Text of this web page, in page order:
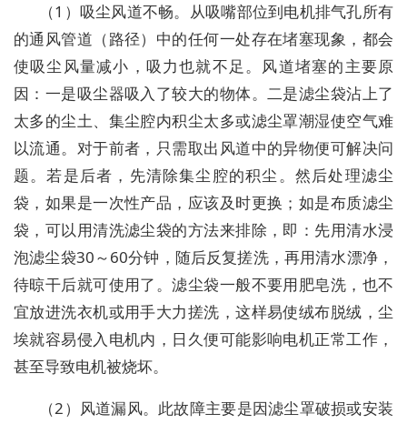
（1）吸尘风道不畅。从吸嘴部位到电机排气孔所有
的通风管道（路径）中的任何一处存在堵塞现象，都会
使吸尘风量减小，吸力也就不足。风道堵塞的主要原
因：一是吸尘器吸入了较大的物体。二是滤尘袋沾上了
太多的尘土、集尘腔内积尘太多或滤尘罩潮湿使空气难
以流通。对于前者，只需取出风道中的异物便可解决问
题。若是后者，先清除集尘腔的积尘。然后处理滤尘
袋，如果是一次性产品，应该及时更换；如是布质滤尘
袋，可以用清洗滤尘袋的方法来排除，即：先用清水浸
泡滤尘袋30～60分钟，随后反复搓洗，再用清水漂净，
待晾干后就可使用了。滤尘袋一般不要用肥皂洗，也不
宜放进洗衣机或用手大力搓洗，这样易使绒布脱绒，尘
埃就容易侵入电机内，日久便可能影响电机正常工作，
甚至导致电机被烧坏。
（2）风道漏风。此故障主要是因滤尘罩破损或安装